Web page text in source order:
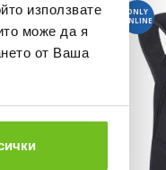
използвате
може да я
от Ваша
ONLY
ONLINE